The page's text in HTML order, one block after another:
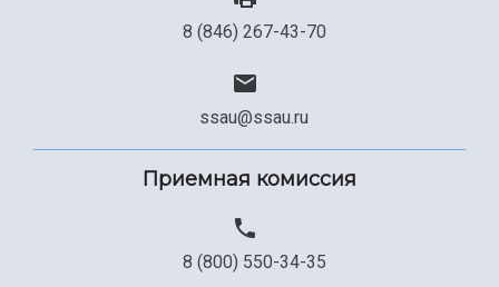
8 (846) 267-43-70
ssau@ssau.ru
Приемная комиссия
8 (800) 550-34-35